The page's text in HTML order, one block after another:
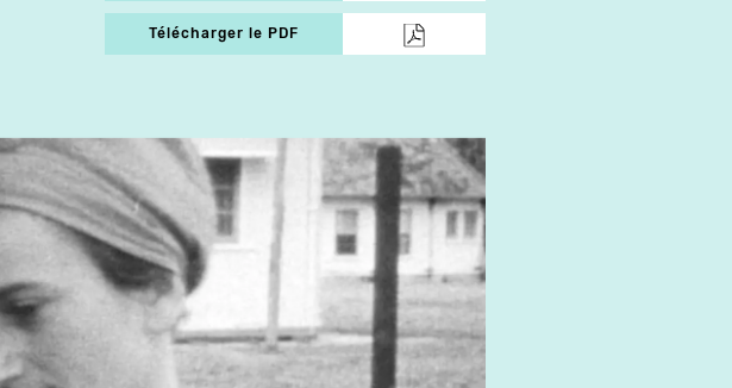
Télécharger le PDF